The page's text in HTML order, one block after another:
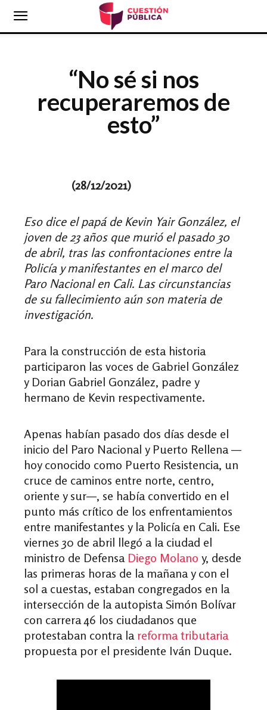
“No sé si nos
recuperaremos de
esto”
(28/12/2021)
Eso dice el papá de Kevin Yair González, el
joven de 23 años que murió el pasado 30
de abril, tras las confrontaciones entre la
Policía y manifestantes en el marco del
Paro Nacional en Cali. Las circunstancias
de su fallecimientoaún son materia de
investigación.
Para la construcción de esta historia
participaron las voces de Gabriel González
y Dorian Gabriel González, padre y
hermano de Kevin respectivamente.
Apenas habían pasado dos días desde el
inicio del Paro Nacional y Puerto Rellena —
hoy conocido como Puerto Resistencia, un
cruce de caminos entre norte, centro,
oriente y sur—, se había convertido en el
punto más crítico de los enfrentamientos
entre manifestantes y la Policía en Cali. Ese
viernes 30 de abril llegó a la ciudad el
ministro de Defensa Diego Molano y, desde
las primeras horas de la mañana y con el
sol a cuestas, estaban congregados en la
intersección de la autopista Simón Bolívar
con carrera 46 los ciudadanos que
protestaban contra la reforma tributaria
propuesta por el presidente Iván Duque.